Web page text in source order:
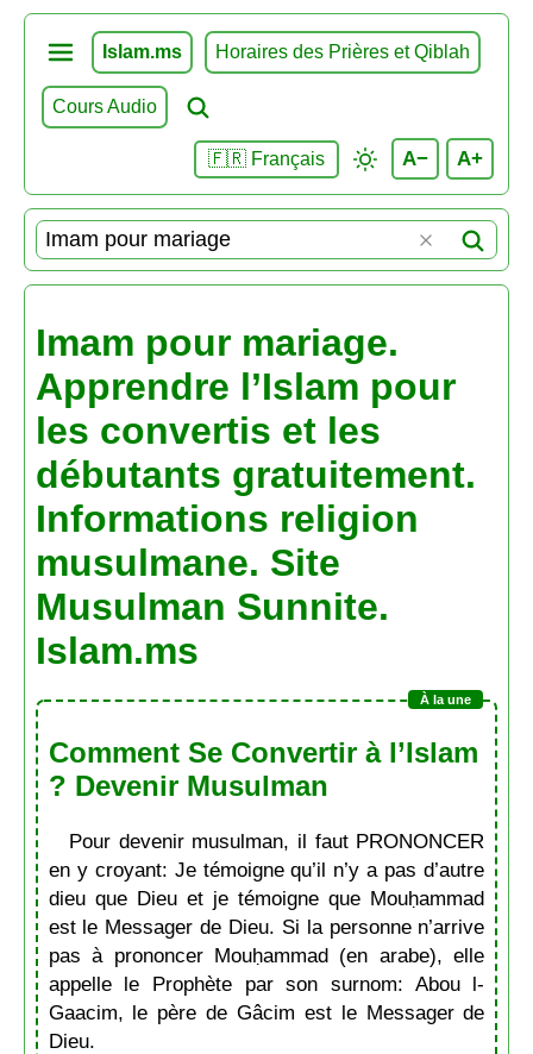
Islam.ms Horaires des Prières et Qiblah
Cours Audio
🇫🇷 Français A− A+
Imam pour mariage.
Apprendre l’Islam pour
les convertis et les
débutants gratuitement.
Informations religion
musulmane. Site
Musulman Sunnite.
Islam.ms
Comment Se Convertir à l’Islam
? Devenir Musulman
Pour devenir musulman, il faut PRONONCER
en y croyant: Je témoigne qu’il n’y a pas d’autre
dieu que Dieu et je témoigne que Mouḥammad
est le Messager de Dieu. Si la personne n’arrive
pas à prononcer Mouḥammad (en arabe), elle
appelle le Prophète par son surnom: Abou l-
Gaacim, le père de Gâcim est le Messager de
Dieu.